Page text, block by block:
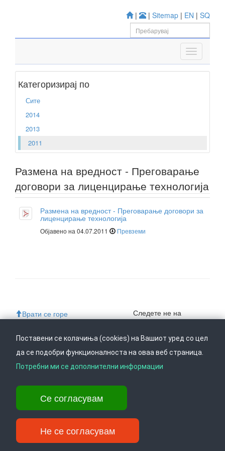
| | Sitemap | EN | SQ
Категоризирај по
Сите
2014
2013
2011
Размена на вредност - Преговарање
договори за лиценцирање технологија
Размена на вредност - Преговарање договори за
лиценцирање технологија
Објавено на 04.07.2011 Превземи
Врати се горе Следете не на
Ул. Даме Груев 14, Катна гаража Беко на 1-виот кат, 1000 Скопје,
Тел: +389 2 3103 601 (641), Факс: +389 2 3137 149 |
Поставени се колачиња (cookies) на Вашиот уред со цел
да се подобри функционалноста на оваа веб страница.
Потребни ми се дополнителни информации
Се согласувам
Не се согласувам